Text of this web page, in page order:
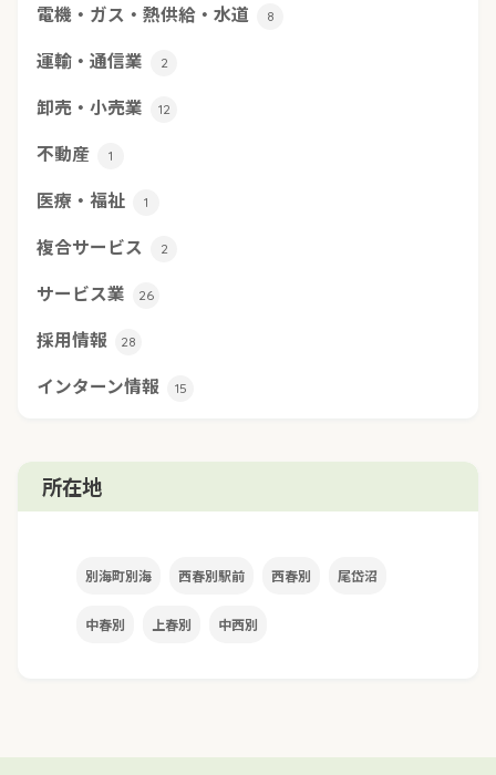
電機・ガス・熱供給・水道 8
運輸・通信業 2
卸売・小売業 12
不動産 1
医療・福祉 1
複合サービス 2
サービス業 26
採用情報 28
インターン情報 15
所在地
別海町別海 西春別駅前 西春別 尾岱沼
中春別 上春別 中西別